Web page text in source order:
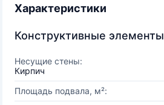
Характеристики
Конструктивные элементы
Несущие стены:
Кирпич
Площадь подвала, м²: